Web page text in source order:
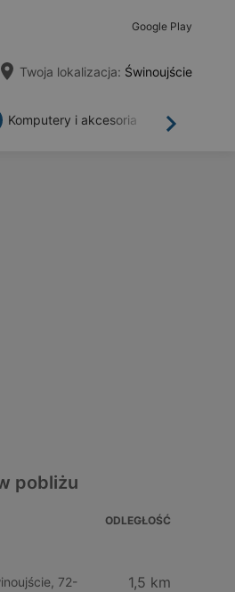
Google Play
Twoja lokalizacja: Świnoujście
Dalej
Komputery i akcesoria
pobliżu
ODLEGŁOŚĆ
72-
1,5 km